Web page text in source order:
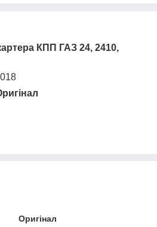
КПП ГАЗ 24, 2410,
Оригінал